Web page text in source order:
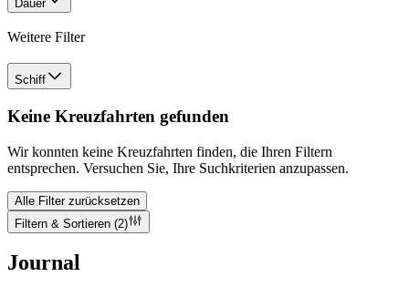
Dauer
Weitere Filter
Schiff
Keine Kreuzfahrten gefunden
Wir konnten keine Kreuzfahrten finden, die Ihren Filtern
entsprechen. Versuchen Sie, Ihre Suchkriterien anzupassen.
Alle Filter zurücksetzen
Filtern & Sortieren (2)
Journal